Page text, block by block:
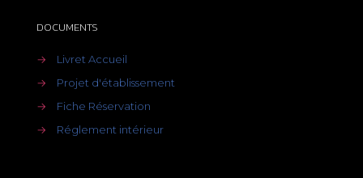
DOCUMENTS
→
Livret Accueil
→
Projet d'établissement
→
Fiche Réservation
→
Réglement intérieur